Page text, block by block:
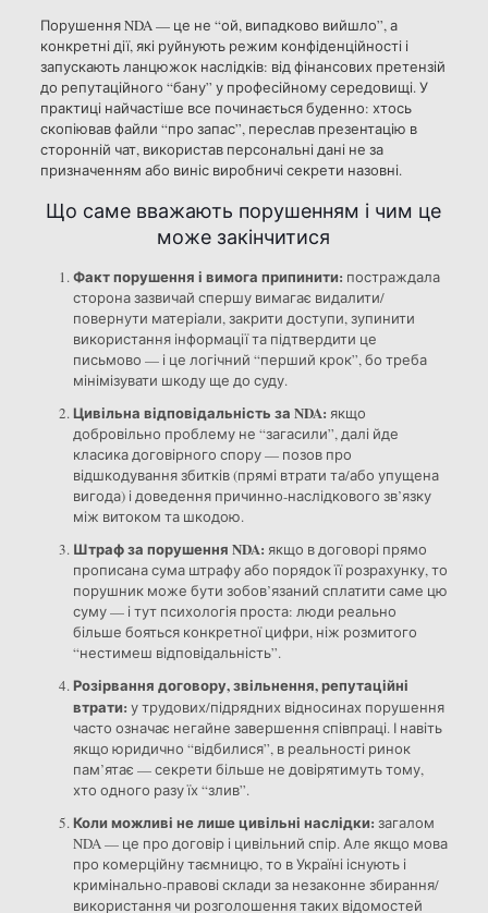
Порушення NDA — це не “ой, випадково вийшло”, а
конкретні дії, які руйнують режим конфіденційності і
запускають ланцюжок наслідків: від фінансових претензій
до репутаційного “бану” у професійному середовищі. У
практиці найчастіше все починається буденно: хтось
скопіював файли “про запас”, переслав презентацію в
сторонній чат, використав персональні дані не за
призначенням або виніс виробничі секрети назовні.
Що саме вважають порушенням і чим це
може закінчитися
Факт порушення і вимога припинити: постраждала
сторона зазвичай спершу вимагає видалити/
повернути матеріали, закрити доступи, зупинити
використання інформації та підтвердити це
письмово — і це логічний “перший крок”, бо треба
мінімізувати шкоду ще до суду.
Цивільна відповідальність за NDA: якщо
добровільно проблему не “загасили”, далі йде
класика договірного спору — позов про
відшкодування збитків (прямі втрати та/або упущена
вигода) і доведення причинно-наслідкового зв’язку
між витоком та шкодою.
Штраф за порушення NDA: якщо в договорі прямо
прописана сума штрафу або порядок її розрахунку, то
порушник може бути зобов’язаний сплатити саме цю
суму — і тут психологія проста: люди реально
більше бояться конкретної цифри, ніж розмитого
“нестимеш відповідальність”.
Розірвання договору, звільнення, репутаційні
втрати: у трудових/підрядних відносинах порушення
часто означає негайне завершення співпраці. І навіть
якщо юридично “відбилися”, в реальності ринок
пам’ятає — секрети більше не довірятимуть тому,
хто одного разу їх “злив”.
Коли можливі не лише цивільні наслідки: загалом
NDA — це про договір і цивільний спір. Але якщо мова
про комерційну таємницю, то в Україні існують і
кримінально-правові склади за незаконне збирання/
використання чи розголошення таких відомостей